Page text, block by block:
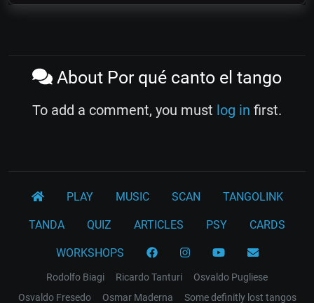
About Por qué canto el tango
To add a comment, you must log in first.
PLAY MUSIC SCAN TANGOLINK
TANDA QUIZ ARTICLES PSY CARDS
WORKSHOPS
Rodolfo Biagi Ricardo Tanturi
Osvaldo Pugliese
Osvaldo Fresedo
Osmar Maderna Some definitly lost tangos